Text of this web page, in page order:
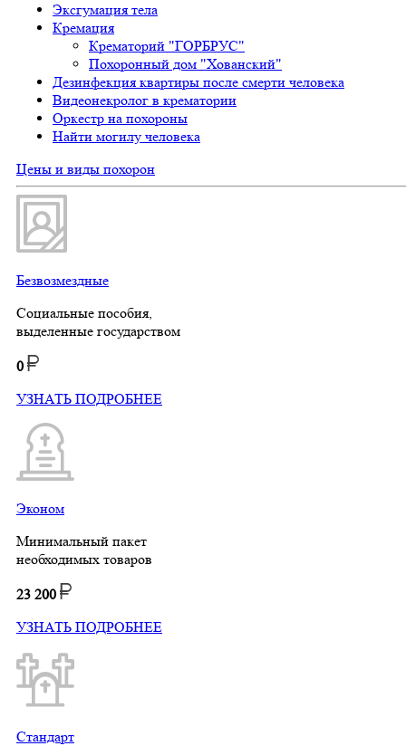
Эксгумация тела
Кремация
Крематорий "ГОРБРУС"
Похоронный дом "Хованский"
Дезинфекция квартиры после смерти человека
Видеонекролог в крематории
Оркестр на похороны
Найти могилу человека
Цены и виды похорон
Безвозмездные
Социальные пособия,
выделенные государством
0
УЗНАТЬ ПОДРОБНЕЕ
Эконом
Минимальный пакет
необходимых товаров
23 200
УЗНАТЬ ПОДРОБНЕЕ
Стандарт